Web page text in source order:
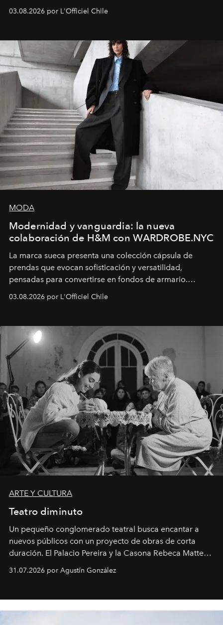
lanzamiento, los fundadores de la firma neoyorquina y
la asesora creativa y jefa de diseño global de la marca
y la filosofía detrás de la propuesta.
03.08.2026 por L'Officiel Chile
MODA
Modernidad y vanguardia: la nueva
colaboración de H&M con WARDROBE.NYC
La marca sueca presenta una colección cápsula de
prendas que evocan sofisticación y versatilidad,
pensadas para convertirse en fondos de armario.
Disponible en Chile desde el 6 de agosto.
03.08.2026 por L'Officiel Chile
ARTE Y CULTURA
Teatro diminuto
Un pequeño conglomerado teatral busca encantar a
nuevos públicos con un proyecto de obras de corta
duración. El Palacio Pereira y la Casona Rebeca Matte
son algunos de los lugares que han albergado estas
miniobras. Sus puestas en escena son limpias; ponen el
31.07.2026 por Agustín González